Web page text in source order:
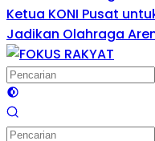
Ketua KONI Pusat
Jadikan Olahraga